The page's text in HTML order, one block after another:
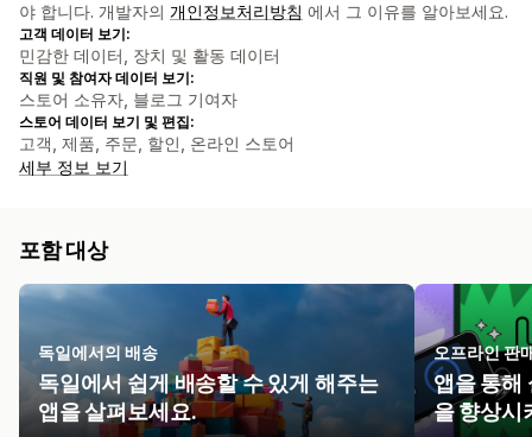
야 합니다. 개발자의 개인정보처리방침 에서 그 이유를 알아보세요.
고객 데이터 보기:
민감한 데이터, 장치 및 활동 데이터
직원 및 참여자 데이터 보기:
스토어 소유자, 블로그 기여자
스토어 데이터 보기 및 편집:
고객, 제품, 주문, 할인, 온라인 스토어
세부 정보 보기
포함 대상
독일에서의 배송
독일에서 쉽게 배송할 수 있게 해주는
앱을 살펴보세요.
오프라인 판
앱을 통해
을 향상시